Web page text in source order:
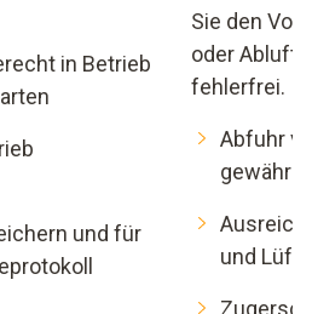
in Betrieb
und für
Sie den
oder
fehlerfrei.
Abfuhr
und